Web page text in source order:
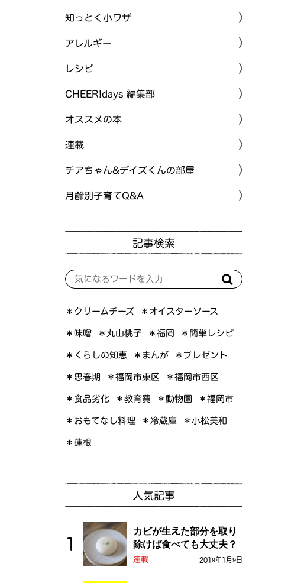
知っとく小ワザ
アレルギー
レシピ
CHEER!days 編集部
オススメの本
連載
チアちゃん&デイズくんの部屋
月齢別子育てQ&A
記事検索
＊クリームチーズ ＊オイスターソース
＊味噌 ＊丸山桃子 ＊福岡 ＊簡単レシピ
＊くらしの知恵 ＊まんが ＊プレゼント
＊思春期 ＊福岡市東区 ＊福岡市西区
＊食品劣化 ＊教育費 ＊動物園 ＊福岡市
＊おもてなし料理 ＊冷蔵庫 ＊小松美和
＊蓮根
人気記事
カビが生えた部分を取り
除けば食べても大丈夫？
連載 2019年1月9日